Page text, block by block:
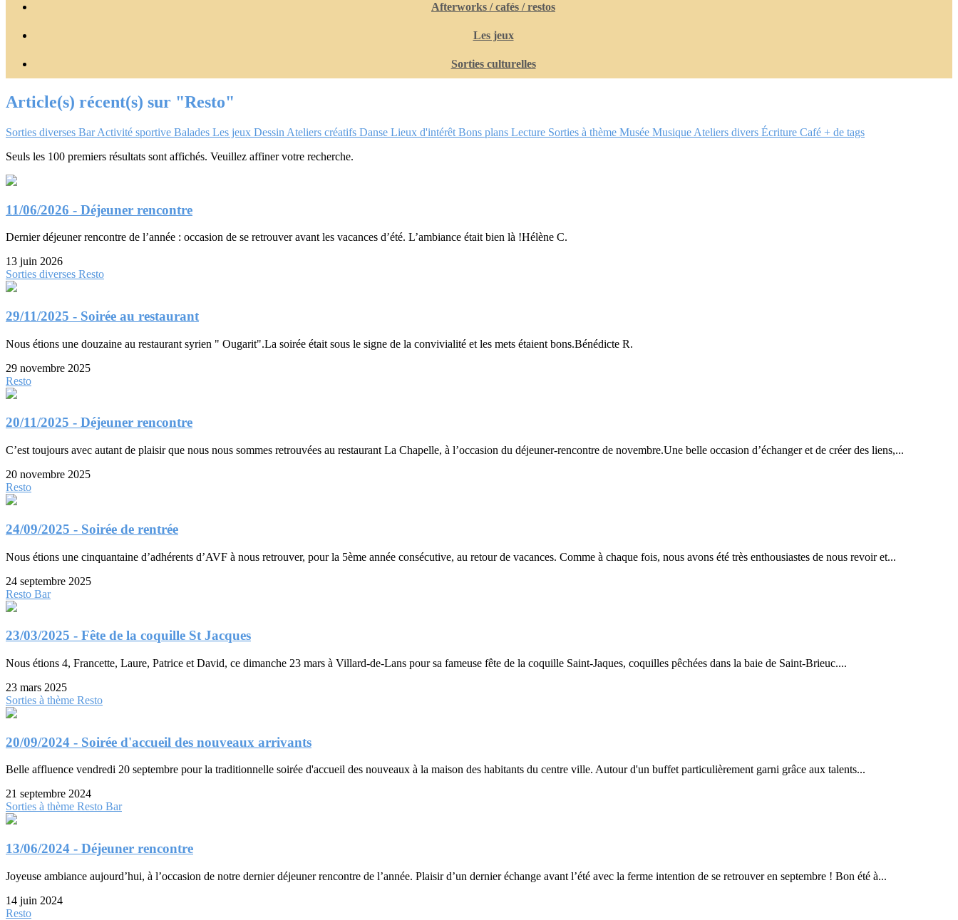
Afterworks / cafés / restos
Les jeux
Sorties culturelles
Article(s) récent(s) sur "Resto"
Sorties diverses BarActivité sportive Balades Les jeux Dessin Ateliers créatifs Danse Lieux d'intérêt Bons plans Lecture Sorties à thème Musée Musique Ateliers divers Écriture Café + de tags
Seuls les 100 premiers résultats sont affichés. Veuillez affiner votre recherche.
11/06/2026 - Déjeuner rencontre
Dernier déjeuner rencontre de l’année : occasion de se retrouver avant les vacances d’été. L’ambiance était bien là !Hélène C.
13 juin 2026
Sorties diverses Resto
29/11/2025 - Soirée au restaurant
Nous étions une douzaine au restaurant syrien " Ougarit".La soirée était sous le signe de la convivialité et les mets étaient bons.Bénédicte R.
29 novembre 2025
Resto
20/11/2025 - Déjeuner rencontre
C’est toujours avec autant de plaisir que nous nous sommes retrouvées au restaurant La Chapelle, à l’occasion du déjeuner-rencontre de novembre.Une belle occasion d’échanger et de créer des liens,...
20 novembre 2025
Resto
24/09/2025 - Soirée de rentrée
Nous étions une cinquantaine d’adhérents d’AVF à nous retrouver, pour la 5ème année consécutive, au retour de vacances. Comme à chaque fois, nous avons été très enthousiastes de nous revoir et...
24 septembre 2025
Resto Bar
23/03/2025 - Fête de la coquille St Jacques
Nous étions 4, Francette, Laure, Patrice et David, ce dimanche 23 mars à Villard-de-Lans pour sa fameuse fête de la coquille Saint-Jaques, coquilles pêchées dans la baie de Saint-Brieuc....
23 mars 2025
Sorties à thème Resto
20/09/2024 - Soirée d'accueil des nouveaux arrivants
Belle affluence vendredi 20 septembre pour la traditionnelle soirée d'accueil des nouveaux à la maison des habitants du centre ville. Autour d'un buffet particulièrement garni grâce aux talents...
21 septembre 2024
Sorties à thème Resto Bar
13/06/2024 - Déjeuner rencontre
Joyeuse ambiance aujourd’hui, à l’occasion de notre dernier déjeuner rencontre de l’année. Plaisir d’un dernier échange avant l’été avec la ferme intention de se retrouver en septembre ! Bon été à...
14 juin 2024
Resto